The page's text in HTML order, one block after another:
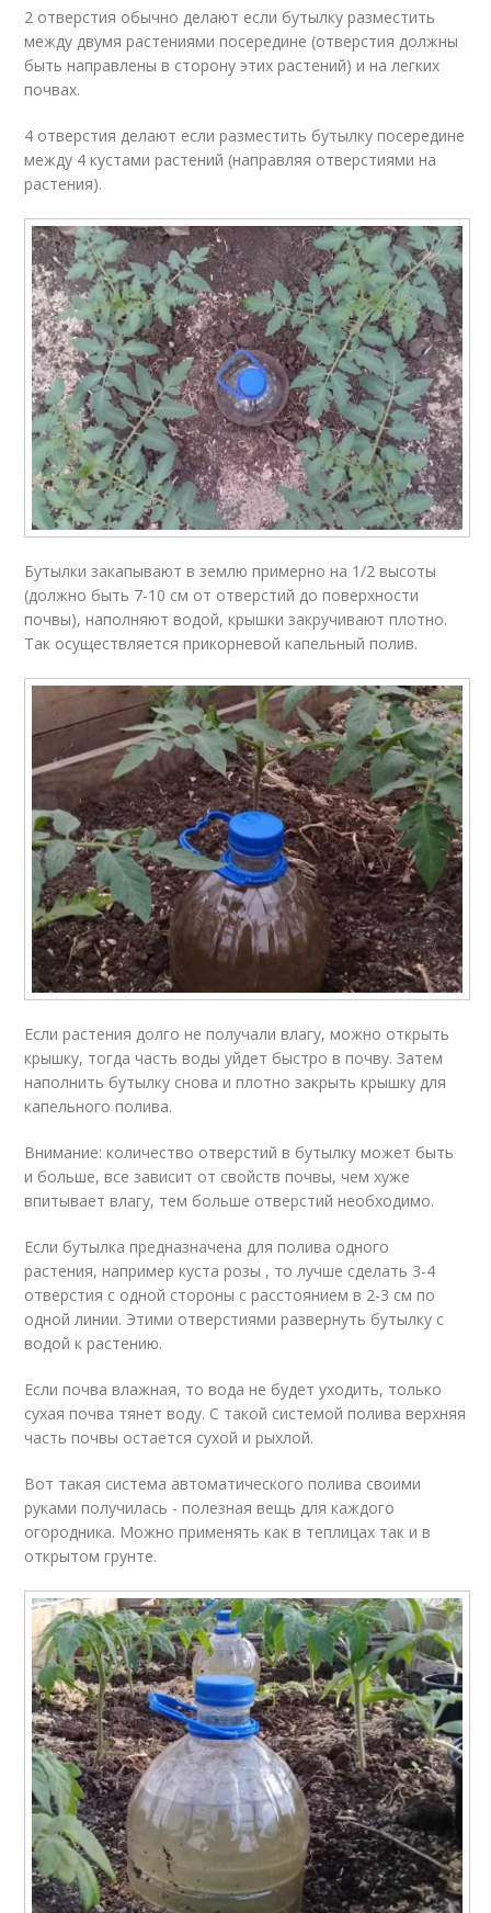
2 отверстия обычно делают если бутылку разместить
между двумя растениями посередине (отверстия должны
быть направлены в сторону этих растений) и на легких
почвах.
4 отверстия делают если разместить бутылку посередине
между 4 кустами растений (направляя отверстиями на
растения).
Бутылки закапывают в землю примерно на 1/2 высоты
(должно быть 7-10 см от отверстий до поверхности
почвы), наполняют водой, крышки закручивают плотно.
Так осуществляется прикорневой капельный полив.
Если растения долго не получали влагу, можно открыть
крышку, тогда часть воды уйдет быстро в почву. Затем
наполнить бутылку снова и плотно закрыть крышку для
капельного полива.
Внимание: количество отверстий в бутылку может быть
и больше, все зависит от свойств почвы, чем хуже
впитывает влагу, тем больше отверстий необходимо.
Если бутылка предназначена для полива одного
растения, например куста розы , то лучше сделать 3-4
отверстия с одной стороны с расстоянием в 2-3 см по
одной линии. Этими отверстиями развернуть бутылку с
водой к растению.
Если почва влажная, то вода не будет уходить, только
сухая почва тянет воду. С такой системой полива верхняя
часть почвы остается сухой и рыхлой.
Вот такая система автоматического полива своими
руками получилась - полезная вещь для каждого
огородника. Можно применять как в теплицах так и в
открытом грунте.